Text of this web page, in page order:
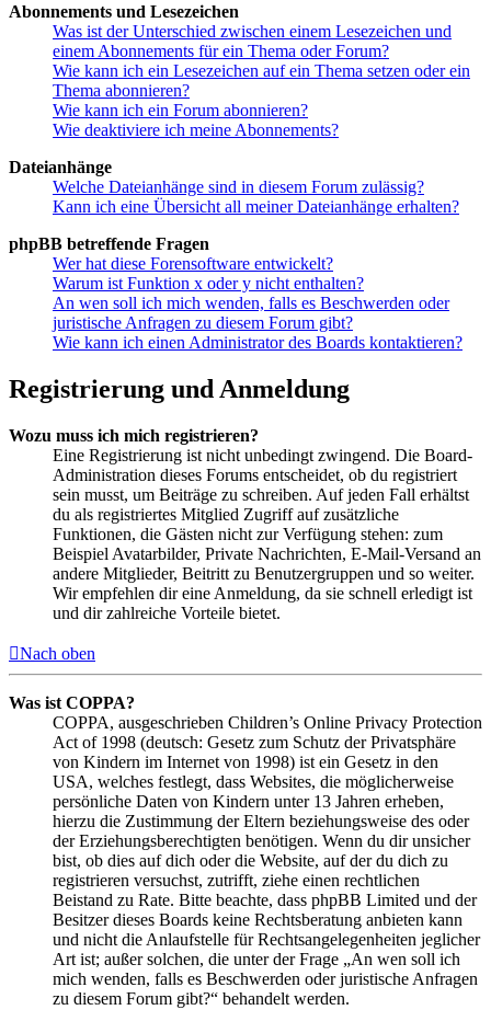
Abonnements und Lesezeichen
Was ist der Unterschied zwischen einem Lesezeichen und
einem Abonnements für ein Thema oder Forum?
Wie kann ich ein Lesezeichen auf ein Thema setzen oder ein
Thema abonnieren?
Wie kann ich ein Forum abonnieren?
Wie deaktiviere ich meine Abonnements?
Dateianhänge
Welche Dateianhänge sind in diesem Forum zulässig?
Kann ich eine Übersicht all meiner Dateianhänge erhalten?
phpBB betreffende Fragen
Wer hat diese Forensoftware entwickelt?
Warum ist Funktion x oder y nicht enthalten?
An wen soll ich mich wenden, falls es Beschwerden oder
juristische Anfragen zu diesem Forum gibt?
Wie kann ich einen Administrator des Boards kontaktieren?
Registrierung und Anmeldung
Wozu muss ich mich registrieren?
Eine Registrierung ist nicht unbedingt zwingend. Die Board-
Administration dieses Forums entscheidet, ob du registriert
sein musst, um Beiträge zu schreiben. Auf jeden Fall erhältst
du als registriertes Mitglied Zugriff auf zusätzliche
Funktionen, die Gästen nicht zur Verfügung stehen: zum
Beispiel Avatarbilder, Private Nachrichten, E-Mail-Versand an
andere Mitglieder, Beitritt zu Benutzergruppen und so weiter.
Wir empfehlen dir eine Anmeldung, da sie schnell erledigt ist
und dir zahlreiche Vorteile bietet.
Nach oben
Was ist COPPA?
COPPA, ausgeschrieben Children’s Online Privacy Protection
Act of 1998 (deutsch: Gesetz zum Schutz der Privatsphäre
von Kindern im Internet von 1998) ist ein Gesetz in den
USA, welches festlegt, dass Websites, die möglicherweise
persönliche Daten von Kindern unter 13 Jahren erheben,
hierzu die Zustimmung der Eltern beziehungsweise des oder
der Erziehungsberechtigten benötigen. Wenn du dir unsicher
bist, ob dies auf dich oder die Website, auf der du dich zu
registrieren versuchst, zutrifft, ziehe einen rechtlichen
Beistand zu Rate. Bitte beachte, dass phpBB Limited und der
Besitzer dieses Boards keine Rechtsberatung anbieten kann
und nicht die Anlaufstelle für Rechtsangelegenheiten jeglicher
Art ist; außer solchen, die unter der Frage „An wen soll ich
mich wenden, falls es Beschwerden oder juristische Anfragen
zu diesem Forum gibt?“ behandelt werden.